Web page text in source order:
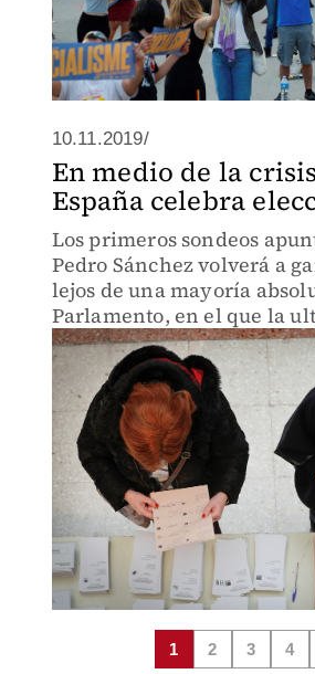
10.11.2019/
En medio de la
España celebra
Los primeros sondeos
Pedro Sánchez volverá a
lejos de una mayoría
Parlamento, en el que la
de Vox podría alcanzar 48
1 2 3 4